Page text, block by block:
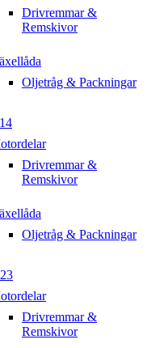
Drivremmar &
Remskivor
Oljetråg & Packningar
Drivremmar &
Remskivor
Oljetråg & Packningar
Drivremmar &
Remskivor